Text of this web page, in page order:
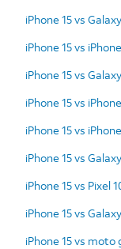
iPhone 15 vs
iPhone 15 vs
iPhone 15 vs
iPhone 15 vs
iPhone 15 vs
iPhone 15 vs
iPhone 15 vs Pixel
iPhone 15 vs
iPhone 15 vs moto